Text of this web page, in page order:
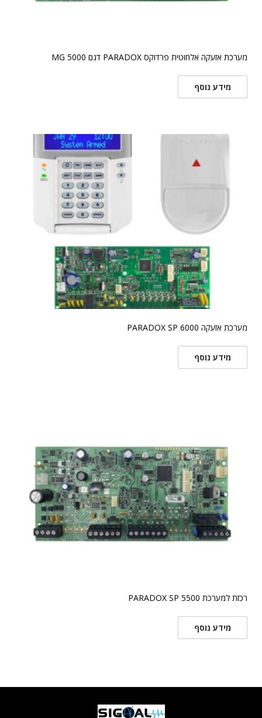
מערכת אזעקה אלחוטית פרדוקס PARADOX דגם 5000 MG
מידע נוסף
מערכת אזעקה PARADOX SP 6000
מידע נוסף
רכזת למערכת PARADOX SP 5500
מידע נוסף